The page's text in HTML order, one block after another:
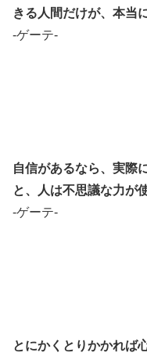
きる人間だけが、本当
-ゲーテ-
自信があるなら、実際
と、人は不思議な力が
-ゲーテ-
とにかくとりかかれば